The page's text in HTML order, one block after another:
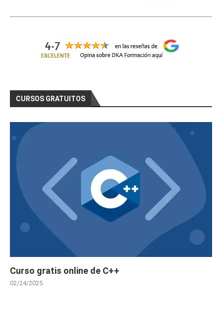
CURSOS GRATUITOS
Curso gratis online de C++
02/24/2025